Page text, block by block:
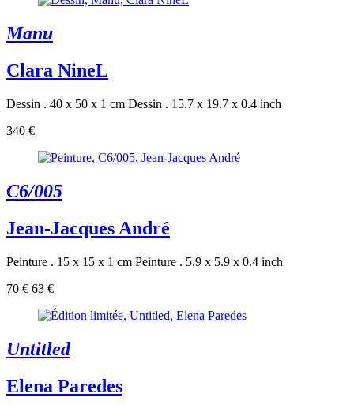
Manu
Clara NineL
Dessin . 40 x 50 x 1 cm Dessin . 15.7 x 19.7 x 0.4 inch
340 €
C6/005
Jean-Jacques André
Peinture . 15 x 15 x 1 cm Peinture . 5.9 x 5.9 x 0.4 inch
70 € 63 €
Untitled
Elena Paredes